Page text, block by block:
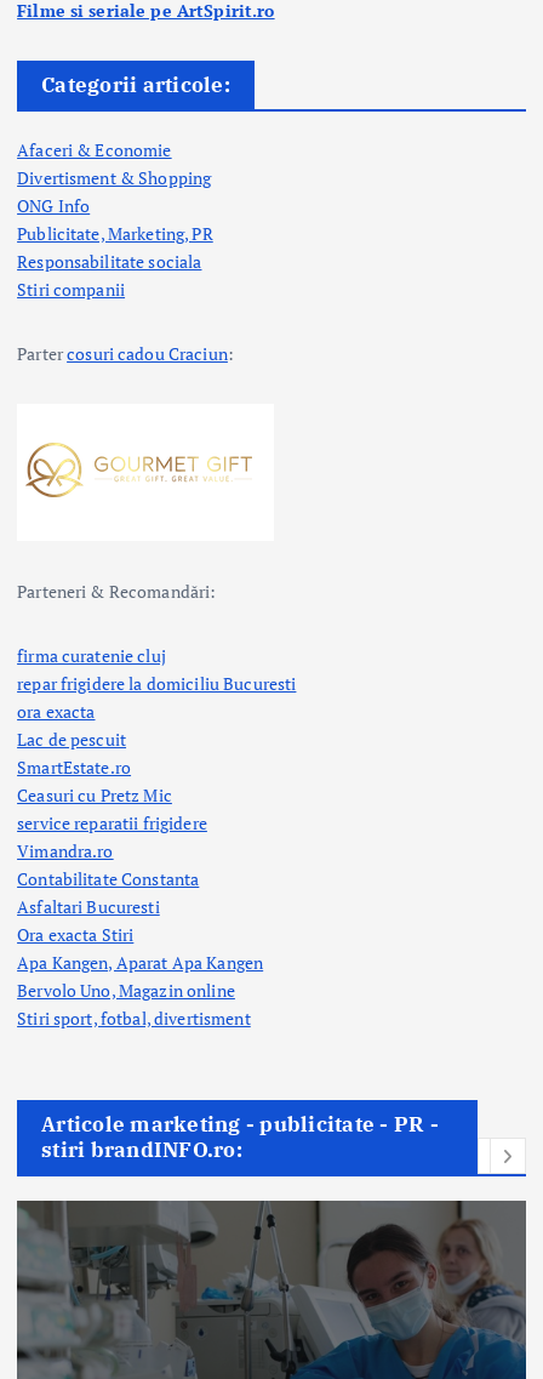
Filme si seriale pe ArtSpirit.ro
Categorii articole:
Afaceri & Economie
Divertisment & Shopping
ONG Info
Publicitate, Marketing, PR
Responsabilitate sociala
Stiri companii
Partercosuri cadou Craciun:
Parteneri & Recomandări:
firma curatenie cluj
repar frigidere la domiciliu Bucuresti
ora exacta
Lac de pescuit
SmartEstate.ro
Ceasuri cu Pretz Mic
service reparatii frigidere
Vimandra.ro
Contabilitate Constanta
Asfaltari Bucuresti
Ora exacta Stiri
Apa Kangen, Aparat Apa Kangen
Bervolo Uno, Magazin online
Stiri sport, fotbal,divertisment
Articole marketing - publicitate - PR -
stiri brandINFO.ro: